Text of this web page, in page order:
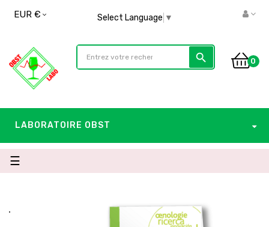
EUR € Select Language ▼
search 0
LABORATOIRE OBST
Basculer
la
☰